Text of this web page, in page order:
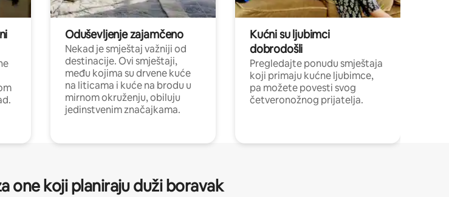
Oduševljenje zajamčeno
Nekad je smještaj važniji od
destinacije. Ovi smještaji,
među kojima su drvene kuće
na liticama i kuće na brodu u
mirnom okruženju, obiluju
jedinstvenim značajkama.
Kućni su ljubimci
dobrodošli
Pregledajte ponudu smještaja
koji primaju kućne ljubimce,
pa možete povesti svog
četveronožnog prijatelja.
one koji planiraju duži boravak